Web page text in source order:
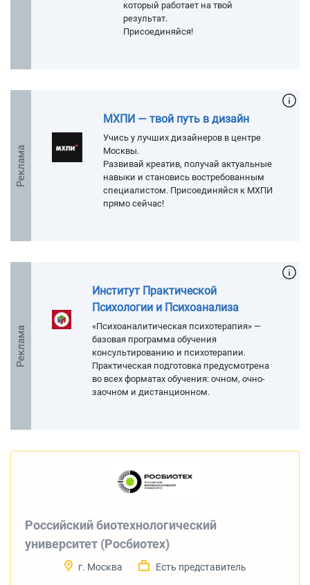
который работает на твой
результат.
Присоединяйся!
Реклама
МХПИ — твой путь в дизайн
Учись у лучших дизайнеров в центре
Москвы.
Развивай креатив, получай актуальные
навыки и становись востребованным
специалистом. Присоединяйся к МХПИ
прямо сейчас!
Реклама
Институт Практической
Психологии и Психоанализа
«Психоаналитическая психотерапия» —
базовая программа обучения
консультированию и психотерапии.
Практическая подготовка предусмотрена
во всех форматах обучения: очном, очно-
заочном и дистанционном.
Российский биотехнологический
университет (Росбиотех)
г. Москва Есть представитель